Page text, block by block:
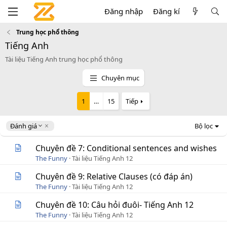
Đăng nhập Đăng kí
Trung học phổ thông
Tiếng Anh
Tài liệu Tiếng Anh trung học phổ thông
Chuyên mục
1 … 15 Tiếp
Đánh giá
D
e
Bộ lọc
Chuyên đề 7: Conditional sentences and wishes
The Funny Tài liệu Tiếng Anh 12
Chuyên đề 9: Relative Clauses (có đáp án)
The Funny Tài liệu Tiếng Anh 12
Chuyên đề 10: Câu hỏi đuôi- Tiếng Anh 12
The Funny Tài liệu Tiếng Anh 12